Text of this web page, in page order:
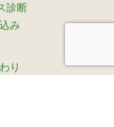
診断
み
り